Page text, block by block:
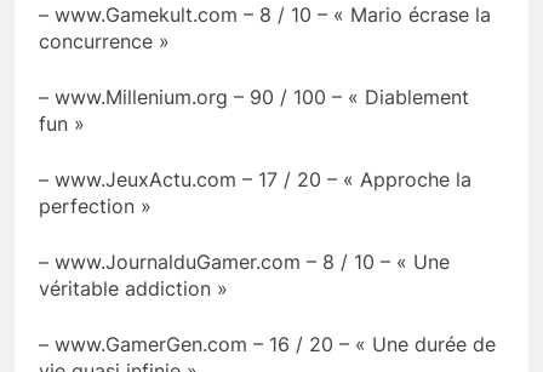
– www.Gamekult.com – 8 / 10 – « Mario écrase la
concurrence »
– www.Millenium.org – 90 / 100 – « Diablement
fun »
– www.JeuxActu.com – 17 / 20 – « Approche la
perfection »
– www.JournalduGamer.com – 8 / 10 – « Une
véritable addiction »
– www.GamerGen.com – 16 / 20 – « Une durée de